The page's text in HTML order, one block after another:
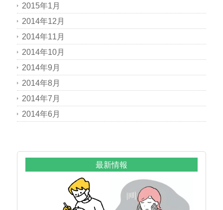
2015年1月
2014年12月
2014年11月
2014年10月
2014年9月
2014年8月
2014年7月
2014年6月
最新情報